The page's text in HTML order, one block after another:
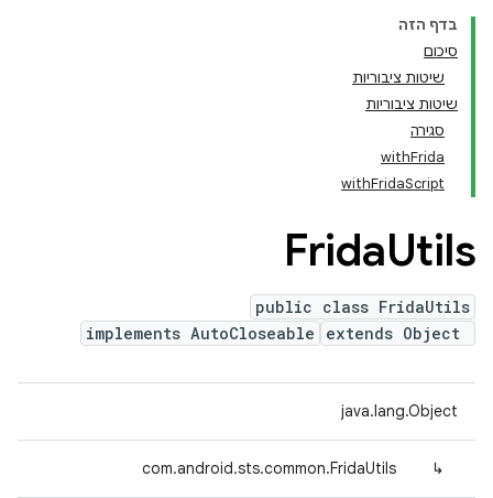
בדף הזה
סיכום
שיטות ציבוריות
שיטות ציבוריות
סגירה
withFrida
withFridaScript
FridaUtils
public class FridaUtils
extends Object
implements AutoCloseable
java.lang.Object
↳
com.android.sts.common.FridaUtils